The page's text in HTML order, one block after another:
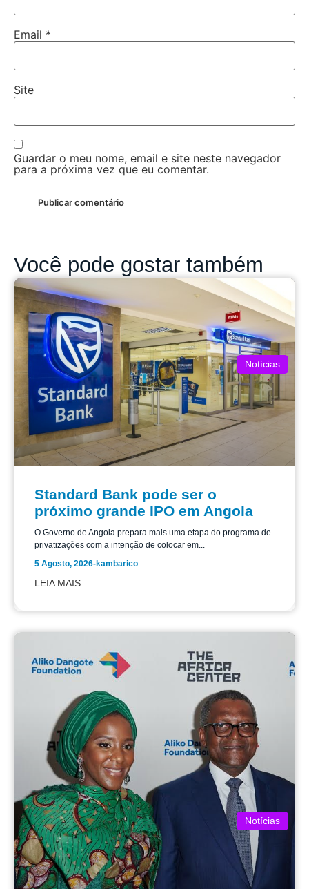
Email *
Site
Guardar o meu nome, email e site neste navegador
para a próxima vez que eu comentar.
Você pode gostar também
Notícias
Standard Bank pode ser o
próximo grande IPO em Angola
O Governo de Angola prepara mais uma etapa do programa de
privatizações com a intenção de colocar em...
5 Agosto, 2026-kambarico
LEIA MAIS
Notícias